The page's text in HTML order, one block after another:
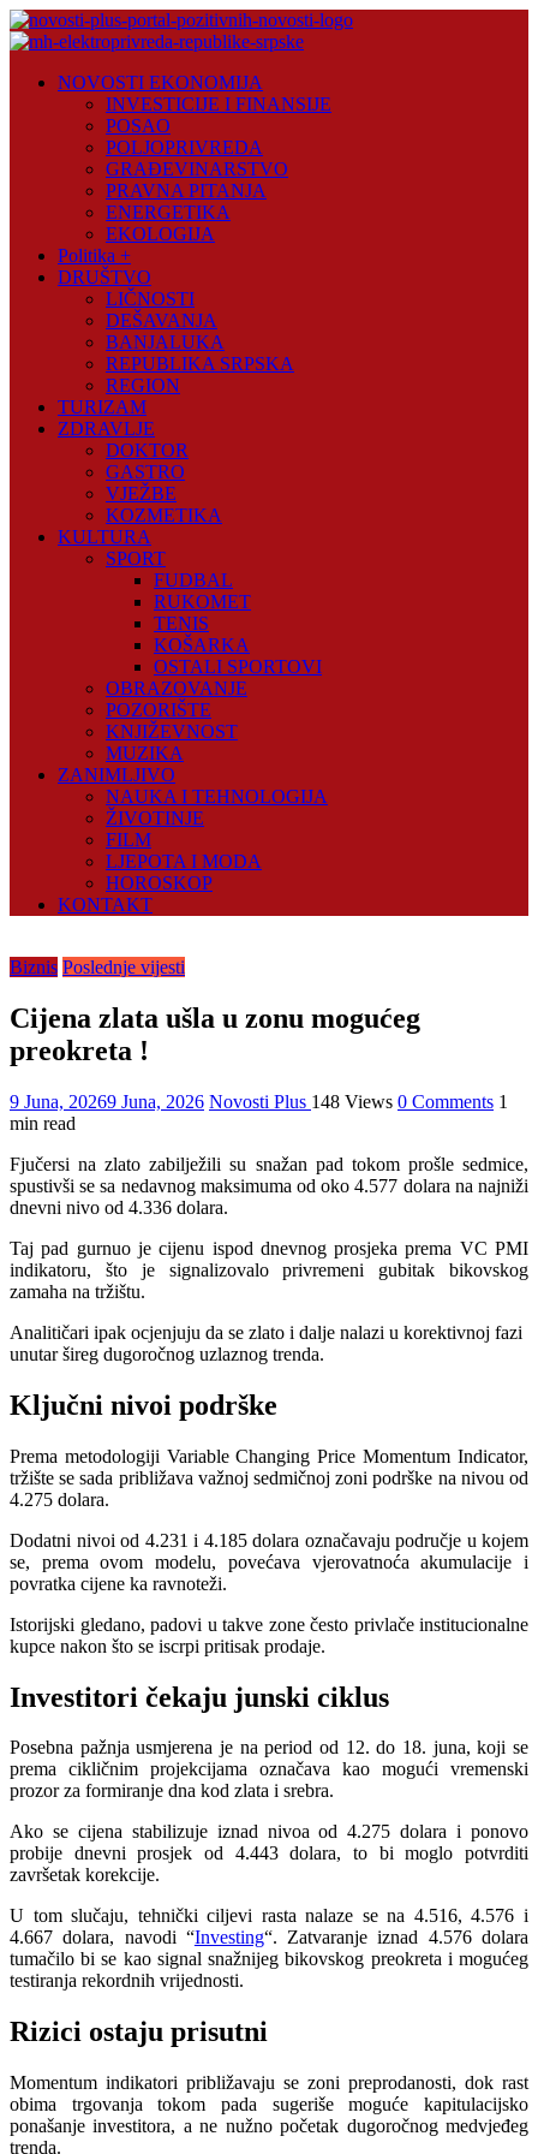
Skip
to
Plus
NOVOSTI EKONOMIJA
INVESTICIJE I FINANSIJE
POSAO
POLJOPRIVREDA
GRAĐEVINARSTVO
PRAVNA PITANJA
ENERGETIKA
EKOLOGIJA
Politika +
DRUŠTVO
LIČNOSTI
DEŠAVANJA
BANJALUKA
REPUBLIKA SRPSKA
REGION
TURIZAM
ZDRAVLJE
DOKTOR
GASTRO
VJEŽBE
KOZMETIKA
KULTURA
SPORT
FUDBAL
RUKOMET
TENIS
KOŠARKA
OSTALI SPORTOVI
OBRAZOVANJE
POZORIŠTE
KNJIŽEVNOST
MUZIKA
ZANIMLJIVO
NAUKA I TEHNOLOGIJA
ŽIVOTINJE
FILM
LJEPOTA I MODA
HOROSKOP
KONTAKT
Biznis Poslednje vijesti
Cijena zlata ušla u zonu mogućeg
preokreta !
9 Juna, 20269 Juna, 2026 Novosti Plus 148 Views 0 Comments 1
min read
Fjučersi na zlato zabilježili su snažan pad tokom prošle sedmice,
spustivši se sa nedavnog maksimuma od oko 4.577 dolara na najniži
dnevni nivo od 4.336 dolara.
Taj pad gurnuo je cijenu ispod dnevnog prosjeka prema VC PMI
indikatoru, što je signalizovalo privremeni gubitak bikovskog
zamaha na tržištu.
Analitičari ipak ocjenjuju da se zlato i dalje nalazi u korektivnoj fazi
unutar šireg dugoročnog uzlaznog trenda.
Ključni nivoi podrške
Prema metodologiji Variable Changing Price Momentum Indicator,
tržište se sada približava važnoj sedmičnoj zoni podrške na nivou od
4.275 dolara.
Dodatni nivoi od 4.231 i 4.185 dolara označavaju područje u kojem
se, prema ovom modelu, povećava vjerovatnoća akumulacije i
povratka cijene ka ravnoteži.
Istorijski gledano, padovi u takve zone često privlače institucionalne
kupce nakon što se iscrpi pritisak prodaje.
Investitori čekaju junski ciklus
Posebna pažnja usmjerena je na period od 12. do 18. juna, koji se
prema cikličnim projekcijama označava kao mogući vremenski
prozor za formiranje dna kod zlata i srebra.
Ako se cijena stabilizuje iznad nivoa od 4.275 dolara i ponovo
probije dnevni prosjek od 4.443 dolara, to bi moglo potvrditi
završetak korekcije.
U tom slučaju, tehnički ciljevi rasta nalaze se na 4.516, 4.576 i
4.667 dolara, navodi “Investing“. Zatvaranje iznad 4.576 dolara
tumačilo bi se kao signal snažnijeg bikovskog preokreta i mogućeg
testiranja rekordnih vrijednosti.
Rizici ostaju prisutni
Momentum indikatori približavaju se zoni preprodanosti, dok rast
obima trgovanja tokom pada sugeriše moguće kapitulacijsko
ponašanje investitora, a ne nužno početak dugoročnog medvjeđeg
trenda.